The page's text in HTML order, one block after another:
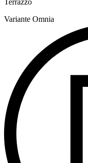
Terrazzo
Variante Omnia